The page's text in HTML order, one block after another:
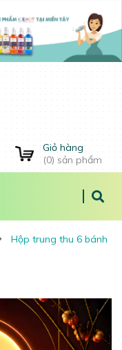
Giỏ hàng
(0) sản phẩm
Hộp trung thu 6 bánh